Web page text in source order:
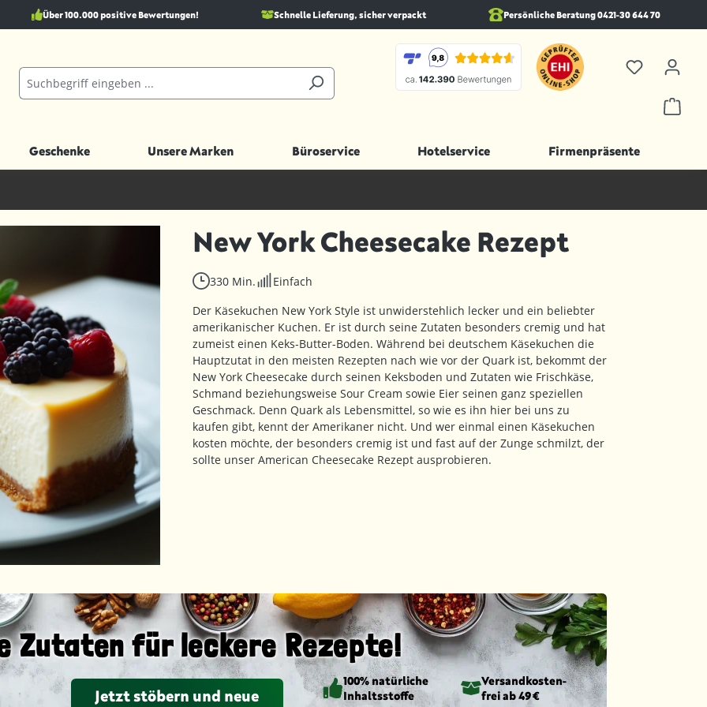
Über 100.000 positive Bewertungen! Schnelle Lieferung, sicher verpackt Persönliche Beratung 0421-30 644 70
Geschenke Unsere Marken Büroservice Hotelservice Firmenpräsente
New York Cheesecake Rezept
330 Min.
Einfach
Der Käsekuchen New York Style ist unwiderstehlich lecker und ein beliebter
amerikanischer Kuchen. Er ist durch seine Zutaten besonders cremig und hat
zumeist einen Keks-Butter-Boden. Während bei deutschem Käsekuchen die
Hauptzutat in den meisten Rezepten nach wie vor der Quark ist, bekommt der
New York Cheesecake durch seinen Keksboden und Zutaten wie Frischkäse,
Schmand beziehungsweise Sour Cream sowie Eier seinen ganz speziellen
Geschmack. Denn Quark als Lebensmittel, so wie es ihn hier bei uns zu
kaufen gibt, kennt der Amerikaner nicht. Und wer einmal einen Käsekuchen
kosten möchte, der besonders cremig ist und fast auf der Zunge schmilzt, der
sollte unser American Cheesecake Rezept ausprobieren.
Zutaten für leckere Rezepte!
Jetzt stöbern und neue
100% natürliche
Inhaltsstoffe
Versandkosten­
frei ab 49 €